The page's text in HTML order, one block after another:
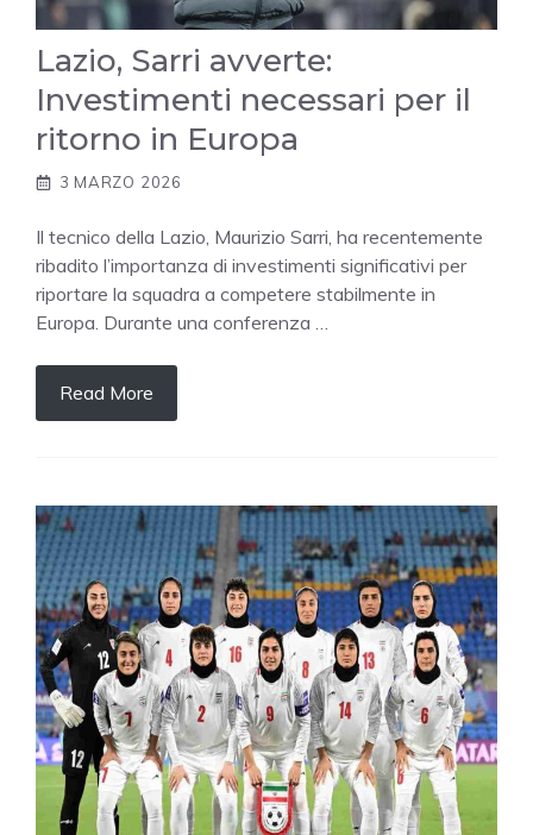
Lazio, Sarri avverte:
Investimenti necessari per il
ritorno in Europa
3 MARZO 2026
Il tecnico della Lazio, Maurizio Sarri, ha recentemente
ribadito l’importanza di investimenti significativi per
riportare la squadra a competere stabilmente in
Europa. Durante una conferenza …
Read More